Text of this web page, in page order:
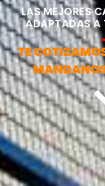
LAS MEJORES
ADAPTADAS A
TE